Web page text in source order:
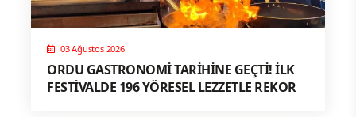
03 Ağustos 2026
ORDU GASTRONOMİ TARİHİNE GEÇTİ! İLK
FESTİVALDE 196 YÖRESEL LEZZETLE REKOR